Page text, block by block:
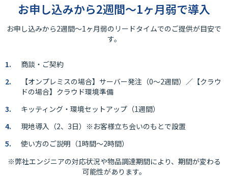
お申し込みから2週間～1ヶ月弱で導入
お申し込みから2週間～1ヶ月弱のリードタイムでのご提供が目安で
す。
商談・ご契約
【オンプレミスの場合】サーバー発注（0～2週間）／【クラウ
ドの場合】クラウド環境準備
キッティング・環境セットアップ（1週間）
現地導入（2、3日）※お客様立ち会いのもとで設置
使い方のご説明（1時間～2時間）
※弊社エンジニアの対応状況や物品調達期間により、期間が変わる
可能性があります。